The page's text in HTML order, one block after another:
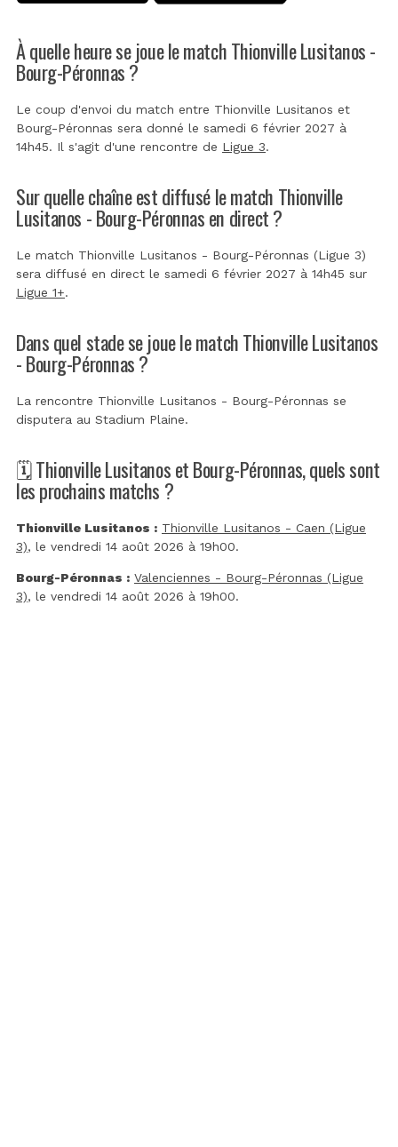
À quelle heure se joue le match Thionville Lusitanos -
Bourg-Péronnas ?
Le coup d'envoi du match entre Thionville Lusitanos et
Bourg-Péronnas sera donné le samedi 6 février 2027 à
14h45. Il s'agit d'une rencontre de Ligue 3.
Sur quelle chaîne est diffusé le match Thionville
Lusitanos - Bourg-Péronnas en direct ?
Le match Thionville Lusitanos - Bourg-Péronnas (Ligue 3)
sera diffusé en direct le samedi 6 février 2027 à 14h45 sur
Ligue 1+.
Dans quel stade se joue le match Thionville Lusitanos
- Bourg-Péronnas ?
La rencontre Thionville Lusitanos - Bourg-Péronnas se
disputera au Stadium Plaine.
🗓️ Thionville Lusitanos et Bourg-Péronnas, quels sont
les prochains matchs ?
Thionville Lusitanos : Thionville Lusitanos - Caen (Ligue
3), le vendredi 14 août 2026 à 19h00.
Bourg-Péronnas : Valenciennes - Bourg-Péronnas (Ligue
3), le vendredi 14 août 2026 à 19h00.